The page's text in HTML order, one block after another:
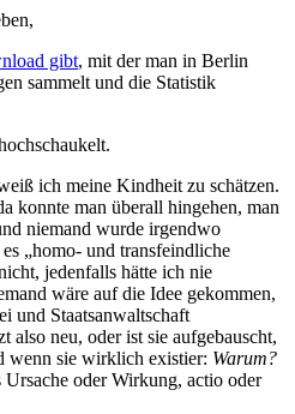
gibt, mit der man in Berlin
sammelt und die Statistik
ich meine Kindheit zu schätzen.
konnte man überall hingehen, man
niemand wurde irgendwo
„homo- und transfeindliche
jedenfalls hätte ich nie
wäre auf die Idee gekommen,
und Staatsanwaltschaft
also neu, oder ist sie aufgebauscht,
wenn sie wirklich existier: Warum?
Ursache oder Wirkung, actio oder